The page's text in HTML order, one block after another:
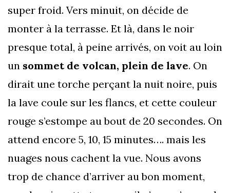
super froid. Vers minuit, on décide de
monter à la terrasse. Et là, dans le noir
presque total, à peine arrivés, on voit au loin
un sommet de volcan, plein de lave. On
dirait une torche perçant la nuit noire, puis
la lave coule sur les flancs, et cette couleur
rouge s’estompe au bout de 20 secondes. On
attend encore 5, 10, 15 minutes…. mais les
nuages nous cachent la vue. Nous avons
trop de chance d’arriver au bon moment,